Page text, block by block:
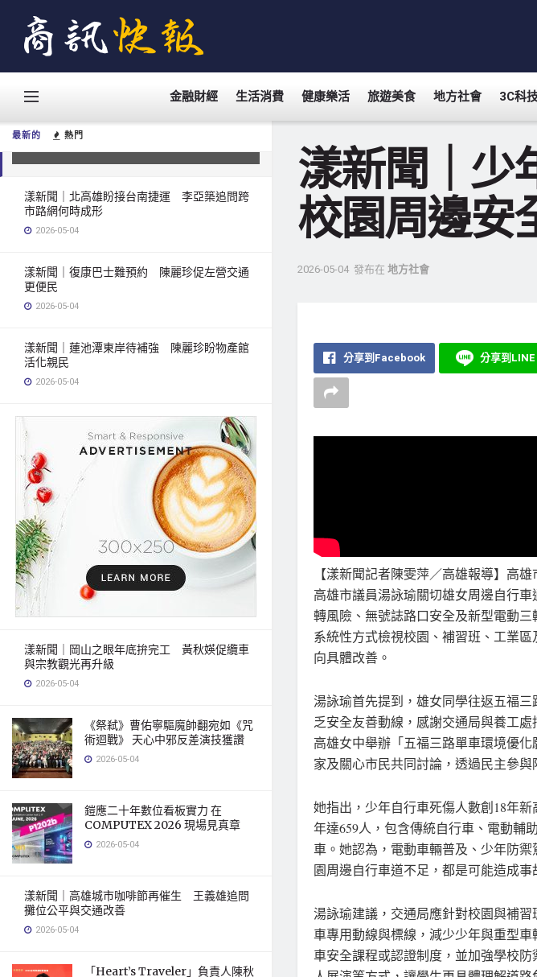
最新的 熱門
漾新聞｜少年騎車傷亡創高 湯詠瑜
促校園周邊安全升級
漾新聞｜北高雄盼接台南捷運 李亞築追問跨
市路網何時成形
2026-05-04
漾新聞｜復康巴士難預約 陳麗珍促左營交通
更便民
2026-05-04
漾新聞｜蓮池潭東岸待補強 陳麗珍盼物產館
活化親民
2026-05-04
漾新聞｜岡山之眼年底拚完工 黃秋媖促纜車
與宗教觀光再升級
2026-05-04
《祭弒》曹佑寧驅魔帥翻宛如《咒
術迴戰》 天心中邪反差演技獲讚
2026-05-04
鎧應二十年數位看板實力 在
COMPUTEX 2026 現場見真章
2026-05-04
漾新聞｜高雄城市咖啡節再催生 王義雄追問
攤位公平與交通改善
2026-05-04
「Heart’s Traveler」負責人陳秋
金融財經 生活消費 健康樂活 旅遊美食 地方社會 3C科
漾新聞｜
校園周邊安
2026-05-04 發布在 地方社會
分享到Facebook 分享到LINE
【漾新聞記者陳雯萍／高雄報導】高
高雄市議員湯詠瑜關切雄女周邊自行
轉風險、無號誌路口安全及新型電動
系統性方式檢視校園、補習班、工業
向具體改善。
湯詠瑜首先提到，雄女同學往返五福
乏安全友善動線，感謝交通局與養工
高雄女中舉辦「五福三路單車環境優
家及關心市民共同討論，透過民主參
她指出，少年自行車死傷人數創18年
年達659人，包含傳統自行車、電動輔
車。她認為，電動車輛普及、少年防
園周邊自行車道不足，都是可能造成事
湯詠瑜建議，交通局應針對校園與補
車專用動線與標線，減少少年與重型
車安全課程或認證制度，並加強學校